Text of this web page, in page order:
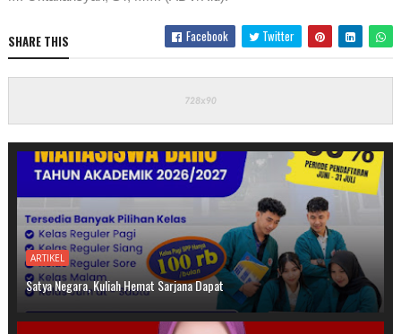
SHARE THIS Facebook Twitter
ARTIKEL
Satya Negara, Kuliah Hemat Sarjana Dapat